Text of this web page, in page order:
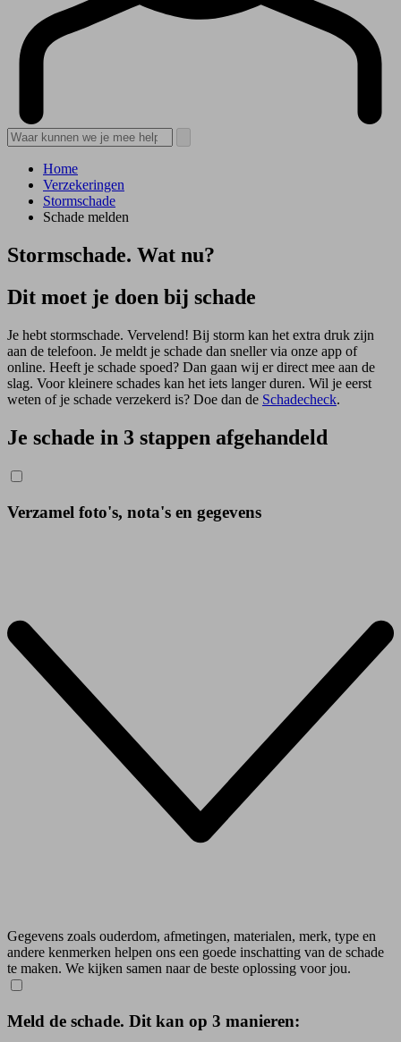
Home
Verzekeringen
Stormschade
Schade melden
Stormschade. Wat nu?
Dit moet je doen bij schade
Je hebt stormschade. Vervelend! Bij storm kan het extra druk zijn
aan de telefoon. Je meldt je schade dan sneller via onze app of
online. Heeft je schade spoed? Dan gaan wij er direct mee aan de
slag. Voor kleinere schades kan het iets langer duren. Wil je eerst
weten of je schade verzekerd is? Doe dan de Schadecheck.
Je schade in 3 stappen afgehandeld
Verzamel foto's, nota's en gegevens
Gegevens zoals ouderdom, afmetingen, materialen, merk, type en
andere kenmerken helpen ons een goede inschatting van de schade
te maken. We kijken samen naar de beste oplossing voor jou.
Meld de schade. Dit kan op 3 manieren: